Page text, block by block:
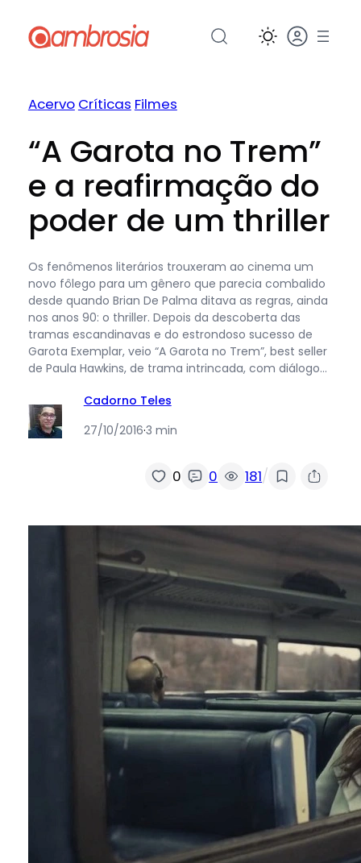
para
Acervo Críticas Filmes
“A Garota no Trem”
e a reafirmação do
poder de um thriller
Os fenômenos literários trouxeram ao cinema um
novo fôlego para um gênero que parecia combalido
desde quando Brian De Palma ditava as regras, ainda
nos anos 90: o thriller. Depois da descoberta das
tramas escandinavas e do estrondoso sucesso de
Garota Exemplar, veio “A Garota no Trem”, best seller
de Paula Hawkins, de trama intrincada, com diálogo…
Cadorno Teles
27/10/2016·3 min
0 0 181/